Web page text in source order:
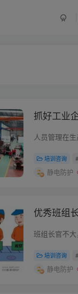
抓好工业
培训咨询
静电防护
优秀班组
培训咨询
静电防护